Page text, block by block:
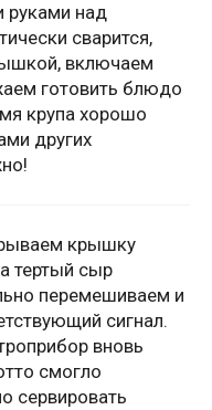
руками над
сварится,
включаем
готовить блюдо
крупа хорошо
других
крышку
тертый сыр
перемешиваем и
сигнал.
вновь
смогло
сервировать